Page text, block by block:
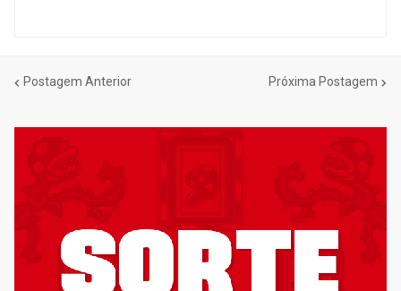
Postagem Anterior Próxima Postagem